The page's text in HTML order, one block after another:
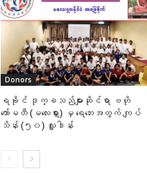
Donors
ရခိုင် ဒုက္ခသည်များဆိုင်ရာ ဗဟို
ကော်မတီ (မလေးရှား) မှ ရေဘေးအတွက် ကျပ်
သိန်း (၅၀) လှူဒါန်း